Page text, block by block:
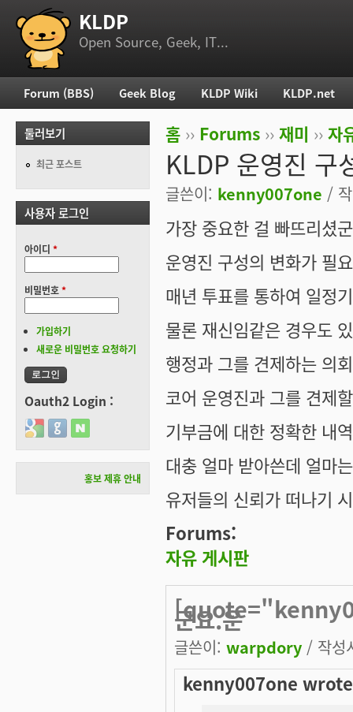
부 메뉴 KLDP
Open Source, Geek, IT...
현재 위치
홈 ›› Forums ›› 재미 ›› 자
KLDP 운영진 구
글쓴이: kenny007one /
가장 중요한 걸 빠뜨리셨
운영진 구성의 변화가 필
매년 투표를 통하여 일정
물론 재신임같은 경우도
행정과 그를 견제하는 의
코어 운영진과 그를 견제
기부금에 대한 정확한 내
대충 얼마 받아쓴데 얼마
유저들의 신뢰가 떠나기
Forums:
자유 게시판
군요.운
글쓴이: warpdory / 작성
kenny007one
주 메뉴
Forum (BBS) Geek Blog KLDP Wiki KLDP.net
둘러보기
최근 포스트
사용자 로그인
아이디 *
비밀번호*
가입하기
새로운 비밀번호 요청하기
Oauth2 Login :
Login with Google
Login with GitHub
Login with Naver
홍보 제휴 안내